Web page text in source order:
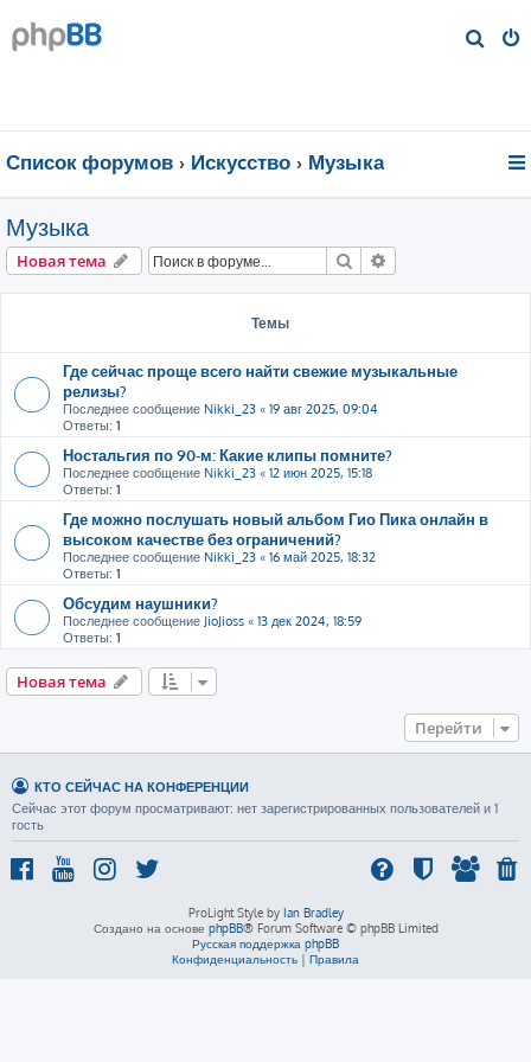
Список форумов Искуcство Музыка
Музыка
Новая тема Поиск
Темы
Где сейчас проще всего найти свежие музыкальные
релизы?
Последнее сообщение Nikki_23 « 19 авг 2025, 09:04
Ответы: 1
Ностальгия по 90-м: Какие клипы помните?
Последнее сообщение Nikki_23 « 12 июн 2025, 15:18
Ответы: 1
Где можно послушать новый альбом Гио Пика онлайн в
высоком качестве без ограничений?
Последнее сообщение Nikki_23 « 16 май 2025, 18:32
Ответы: 1
Обсудим наушники?
Последнее сообщение JioJioss « 13 дек 2024, 18:59
Ответы: 1
Новая тема
Перейти
КТО СЕЙЧАС НА КОНФЕРЕНЦИИ
Сейчас этот форум просматривают: нет зарегистрированных пользователей и 1
гость
ProLight Style by Ian Bradley
Создано на основе phpBB® Forum Software © phpBB Limited
Русская поддержка phpBB
Конфиденциальность | Правила